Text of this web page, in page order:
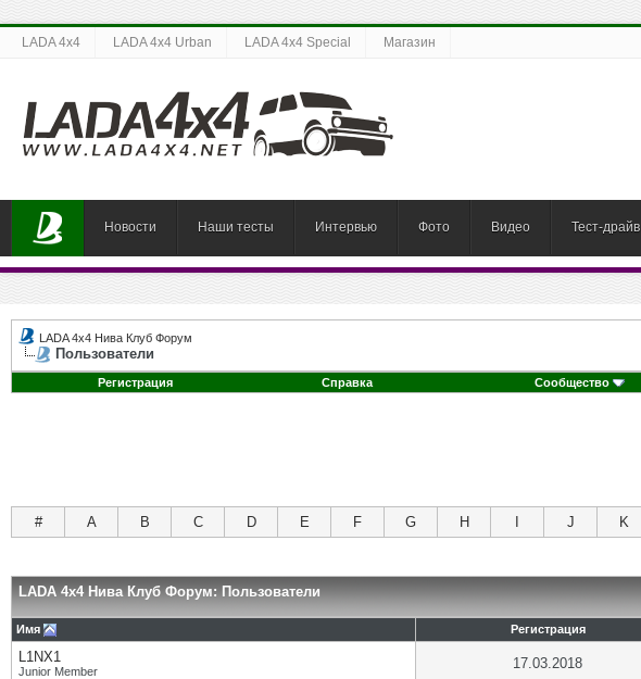
LADA 4x4 LADA 4x4 Urban LADA 4x4 Special Магазин
Новости Наши тесты Интервью Фото Видео Тест-драйв
LADA 4x4 Нива Клуб Форум
Пользователи
Регистрация
Справка Сообщество
# A B C D E F G H J K
LADA 4x4 Нива Клуб Форум: Пользователи
Имя Регистрация
L1NX1
Junior Member 17.03.2018